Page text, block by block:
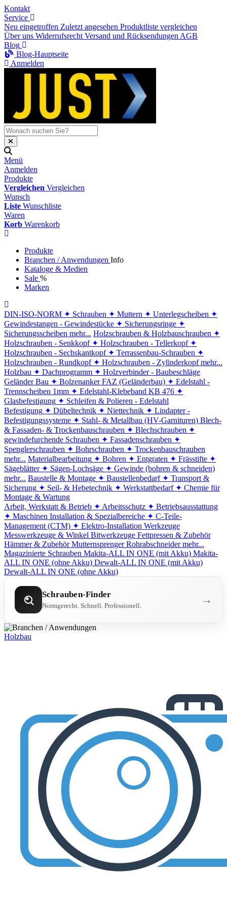
Kontakt
Service
Neu eingetroffen Zuletzt angesehen Produktliste vergleichen
Über uns Widerrufsrecht Versand und Rücksendungen AGB
Blog
Blog-Hauptseite
Anmelden
Menü
Anmelden
Produkte
Vergleichen Vergleichen
Wunsch
Liste Wunschliste
Waren
Korb Warenkorb
Produkte
Branchen / Anwendungen Info
Kataloge & Medien
Sale %
Marken
DIN-ISO-NORM ✦ Schrauben ✦ Muttern ✦ Unterlegscheiben ✦
Gewindestangen - Gewindestücke ✦ Sicherungsringe ✦
Sicherungsscheiben mehr... Holzschrauben & Holzbauschrauben ✦
Holzschrauben - Senkkopf ✦ Holzschrauben - Tellerkopf ✦
Holzschrauben - Sechskantkopf ✦ Terrassenbau-Schrauben ✦
Holzschrauben - Rundkopf ✦ Holzschrauben - Zylinderkopf mehr...
Holzbau ✦ Dachprogramm ✦ Holzverbinder - Baubeschläge
Geländer Bau ✦ Bolzenanker FAZ (Geländerbau) ✦ Edelstahl -
Trennscheiben 1mm ✦ Edelstahl-Klebeband KB 476 ✦
Glasbefestigung ✦ Schleifen & Polieren - Edelstahl
Befestigung ✦ Dübeltechnik ✦ Niettechnik ✦ Lindapter -
Befestigungssysteme ✦ Stahl- & Metallbau (HV-Garnituren) Blech-
& Fassaden- & Trockenbauschrauben ✦ Blechschrauben ✦
gewindefurchende Schrauben ✦ Fassadenschrauben ✦
Spenglerschrauben ✦ Bohrschrauben ✦ Trockenbauschrauben
mehr... Materialbearbeitung ✦ Bohren ✦ Entgraten ✦ Frässtifte ✦
Sägeblätter ✦ Sägen-Lochsäge ✦ Gewinde (bohren & schneiden)
mehr... Baustelle & Montage ✦ Baustellenbedarf ✦ Transport &
Sicherung ✦ Seil- & Hebetechnik ✦ Werkstattbedarf ✦ Chemie für
Montage & Wartung
Arbeit, Werkstatt & Betrieb ✦ Arbeitsschutz ✦ Betriebsausstattung
✦ Maschinen Installation & Spezialbereiche ✦ C-Teile-
Management (CTM) ✦ Elektro-Installation Werkzeuge
Messwerkzeuge & Winkel Bitwerkzeuge Fettpressen & Zubehör
Hämmer & Zubehör Mutternsprenger Rohrabschneider mehr...
Magazinierte Schrauben Makita-ALL IN ONE (mit Akku) Makita-
ALL IN ONE (ohne Akku) Dewalt-ALL IN ONE (mit Akku)
Dewalt-ALL IN ONE (ohne Akku)
Schrauben-Finder
Normgerecht. Schnell. Professionell. →
Holzbau